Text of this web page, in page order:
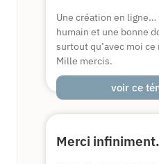
Une création en
humain et une bonne
surtout qu’avec moi ce
Mille mercis.
voir ce
Merci